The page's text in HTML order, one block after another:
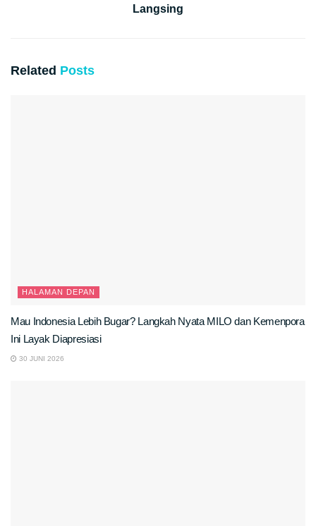
Langsing
Related Posts
HALAMAN DEPAN
Mau Indonesia Lebih Bugar? Langkah Nyata MILO dan Kemenpora
Ini Layak Diapresiasi
30 JUNI 2026